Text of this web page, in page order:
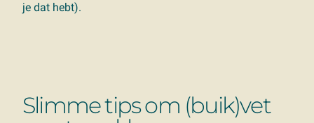
je dat hebt).
Slimme tips om (buik)vet